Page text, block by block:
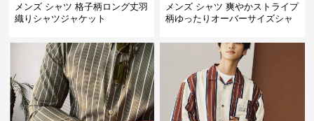
メンズ シャツ 格子柄ロング丈羽
織りシャツジャケット
メンズ シャツ 爽やかストライプ
柄ゆったりオーバーサイズシャ